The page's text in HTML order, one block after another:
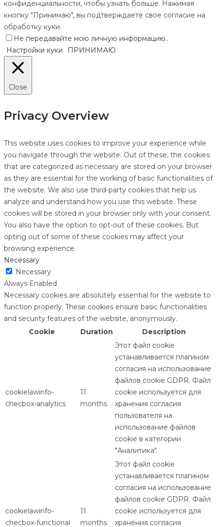
конфиденциальности, чтобы узнать больше. Нажимая
кнопку "Принимаю", вы подтверждаете свое согласие на
обработку куки.
Не передавайте мою личную информацию..
Настройки куки
ПРИНИМАЮ
Close
Privacy Overview
This website uses cookies to improve your experience while
you navigate through the website. Out of these, the cookies
that are categorized as necessary are stored on your browser
as they are essential for the working of basic functionalities of
the website. We also use third-party cookies that help us
analyze and understand how you use this website. These
cookies will be stored in your browser only with your consent.
You also have the option to opt-out of these cookies. But
opting out of some of these cookies may affect your
browsing experience.
Necessary
Necessary
Always Enabled
Necessary cookies are absolutely essential for the website to
function properly. These cookies ensure basic functionalities
and security features of the website, anonymously.
Cookie
Duration Description
cookielawinfo-
checbox-analytics
11
months
Этот файл cookie
устанавливается плагином
согласия на использование
файлов cookie GDPR. Файл
cookie используется для
хранения согласия
пользователя на
использование файлов
cookie в категории
"Аналитика".
cookielawinfo-
checbox-functional
11
months
Этот файл cookie
устанавливается плагином
согласия на использование
файлов cookie GDPR. Файл
cookie используется для
хранения согласия